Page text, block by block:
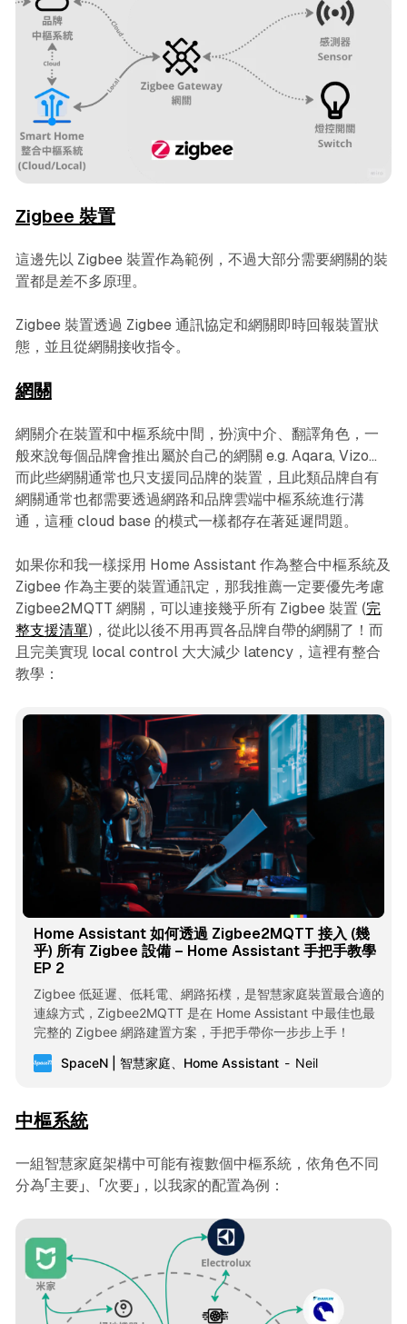
Zigbee 裝置
這邊先以 Zigbee 裝置作為範例，不過大部分需要網關的裝
置都是差不多原理。
Zigbee 裝置透過 Zigbee 通訊協定和網關即時回報裝置狀
態，並且從網關接收指令。
網關
網關介在裝置和中樞系統中間，扮演中介、翻譯角色，一
般來說每個品牌會推出屬於自己的網關 e.g. Aqara, Vizo...
而此些網關通常也只支援同品牌的裝置，且此類品牌自有
網關通常也都需要透過網路和品牌雲端中樞系統進行溝
通，這種 cloud base 的模式一樣都存在著延遲問題。
如果你和我一樣採用 Home Assistant 作為整合中樞系統及
Zigbee 作為主要的裝置通訊定，那我推薦一定要優先考慮
Zigbee2MQTT 網關，可以連接幾乎所有 Zigbee 裝置 (完
整支援清單)，從此以後不用再買各品牌自帶的網關了！而
且完美實現 local control 大大減少 latency，這裡有整合
教學：
Home Assistant 如何透過 Zigbee2MQTT 接入 (幾
乎) 所有 Zigbee 設備 – Home Assistant 手把手教學
EP 2
Zigbee 低延遲、低耗電、網路拓樸，是智慧家庭裝置最合適的
連線方式，Zigbee2MQTT 是在 Home Assistant 中最佳也最
完整的 Zigbee 網路建置方案，手把手帶你一步步上手！
SpaceN | 智慧家庭、Home Assistant
Neil
中樞系統
一組智慧家庭架構中可能有複數個中樞系統，依角色不同
分為「主要」、「次要」，以我家的配置為例：